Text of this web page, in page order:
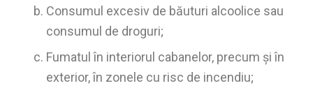
Consumul excesiv de băuturi alcoolice sau
consumul de droguri;
Fumatul în interiorul cabanelor, precum și în
exterior, în zonele cu risc de incendiu;